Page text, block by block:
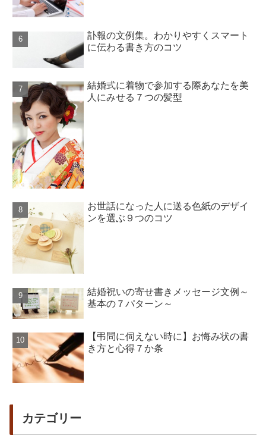
訃報の文例集。わかりやすくスマート
に伝わる書き方のコツ
結婚式に着物で参加する際あなたを美
人にみせる７つの髪型
お世話になった人に送る色紙のデザイ
ンを選ぶ９つのコツ
結婚祝いの寄せ書きメッセージ文例～
基本の７パターン～
【弔問に伺えない時に】お悔み状の書
き方と心得７か条
カテゴリー